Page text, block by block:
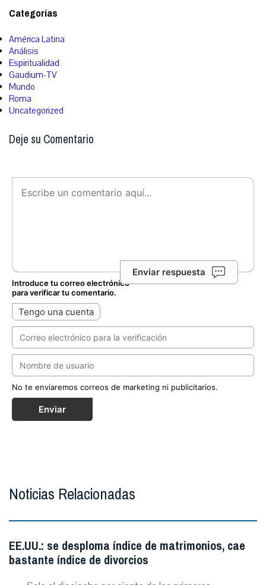
Categorías
América Latina
Análisis
Espiritualidad
Gaudium-TV
Mundo
Roma
Uncategorized
Deje su Comentario
Enviar respuesta
Introduce tu correo electrónico
para verificar tu comentario.
Tengo una cuenta
No te enviaremos correos de marketing ni publicitarios.
Enviar
Noticias Relacionadas
EE.UU.: se desploma índice de matrimonios, cae
bastante índice de divorcios